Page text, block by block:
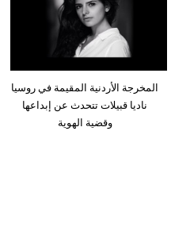
المخرجة الأردنية المقيمة في روسيا
ناديا قبيلات تتحدث عن إبداعها
وقضية الهوية